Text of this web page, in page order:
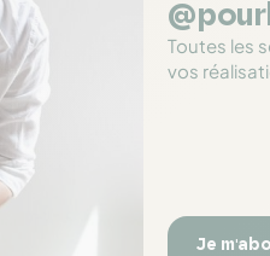
Toutes les
vos
Je